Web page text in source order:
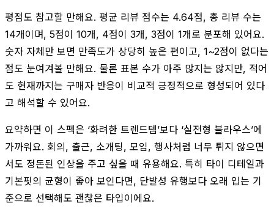
평점도 참고할 만해요. 평균 리뷰 점수는 4.64점, 총 리뷰 수는
14개이며, 5점이 10개, 4점이 3개, 3점이 1개로 분포해 있어요.
숫자 자체만 보면 만족도가 상당히 높은 편이고, 1~2점이 없다는
점도 눈여겨볼 만해요. 물론 표본 수가 아주 많지는 않지만, 적어
도 현재까지는 구매자 반응이 비교적 긍정적으로 형성되어 있다
고 해석할 수 있어요.
요약하면 이 스펙은 ‘화려한 트렌드템’보다 ‘실전형 블라우스’에
가까워요. 회의, 출근, 소개팅, 모임, 행사처럼 너무 튀지 않으면
서도 정돈된 인상을 주고 싶을 때 유용해요. 특히 타이 디테일과
기본핏의 균형이 좋아 보인다면, 단발성 유행보다 오래 입는 기
준으로 선택해도 괜찮은 타입이에요.